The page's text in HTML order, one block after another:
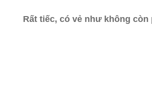
Rất tiếc, có vẻ như không